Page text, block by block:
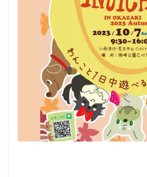
ける
その
他の
情報